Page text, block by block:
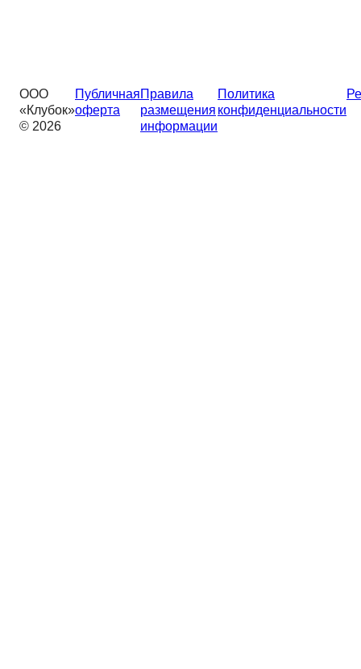
ООО
«Клубок»
© 2026
Публичная
оферта
Правила
размещения
информации
Политика
конфиденциальности